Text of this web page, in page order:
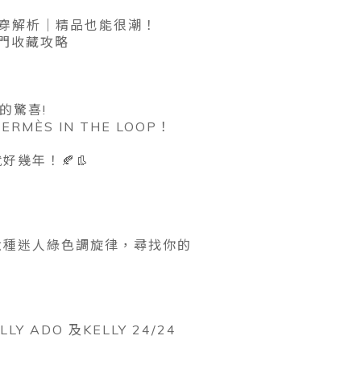
析｜精品也能很潮！
收藏攻略
驚喜!
IN THE LOOP！
幾年！🍂👢
迷人綠色調旋律，尋找你的
ADO 及KELLY 24/24